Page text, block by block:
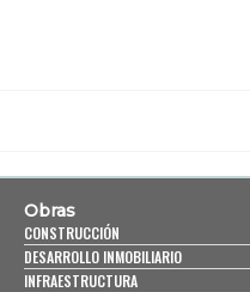
Obras
CONSTRUCCIÓN
DESARROLLO INMOBILIARIO
INFRAESTRUCTURA